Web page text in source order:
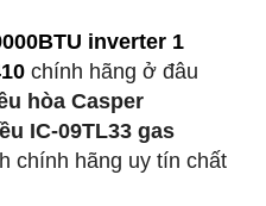
inverter 1
chính hãng ở đâu
hòa Casper
IC-09TL33 gas
chính hãng uy tín chất